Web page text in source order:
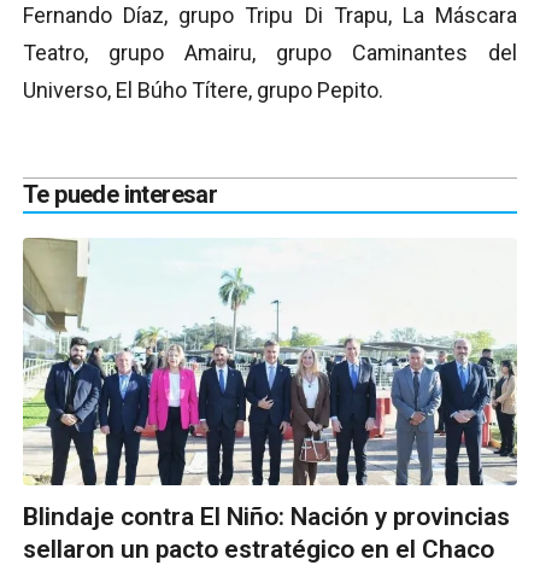
Fernando Díaz, grupo Tripu Di Trapu, La Máscara
Teatro, grupo Amairu, grupo Caminantes del
Universo, El Búho Títere, grupo Pepito.
Te puede interesar
Blindaje contra El Niño: Nación y provincias
sellaron un pacto estratégico en el Chaco